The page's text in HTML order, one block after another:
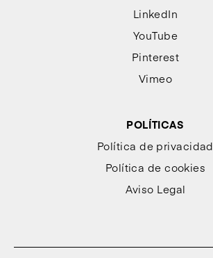
LinkedIn
YouTube
Pinterest
Vimeo
POLÍTICAS
Política de privacidad
Política de cookies
Aviso Legal